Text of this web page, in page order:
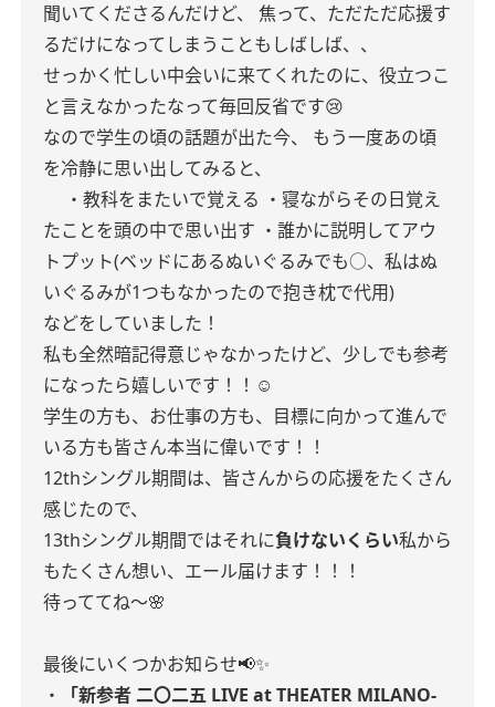
聞いてくださるんだけど、
焦って、ただただ応援す
るだけになってしまうこともしばしば、、
せっかく忙しい中会いに来てくれたのに、役立つこ
と言えなかったなって毎回反省です😢
なので学生の頃の話題が出た今、
もう一度あの頃
を冷静に思い出してみると、
・教科をまたいで覚える ・寝ながらその日覚え
たことを頭の中で思い出す ・誰かに説明してアウ
トプット(ベッドにあるぬいぐるみでも○、私はぬ
いぐるみが1つもなかったので抱き枕で代用)
などをしていました！
私も全然暗記得意じゃなかったけど、少しでも参考
になったら嬉しいです！！☺︎
学生の方も、お仕事の方も、目標に向かって進んで
いる方も皆さん本当に偉いです！！
12thシングル期間は、皆さんからの応援をたくさん
感じたので、
13thシングル期間ではそれに負けないくらい私から
もたくさん想い、エール届けます！！！
待っててね〜🌸
最後にいくつかお知らせ📢✨
・
「新参者 二〇二五 LIVE at THEATER MILANO-